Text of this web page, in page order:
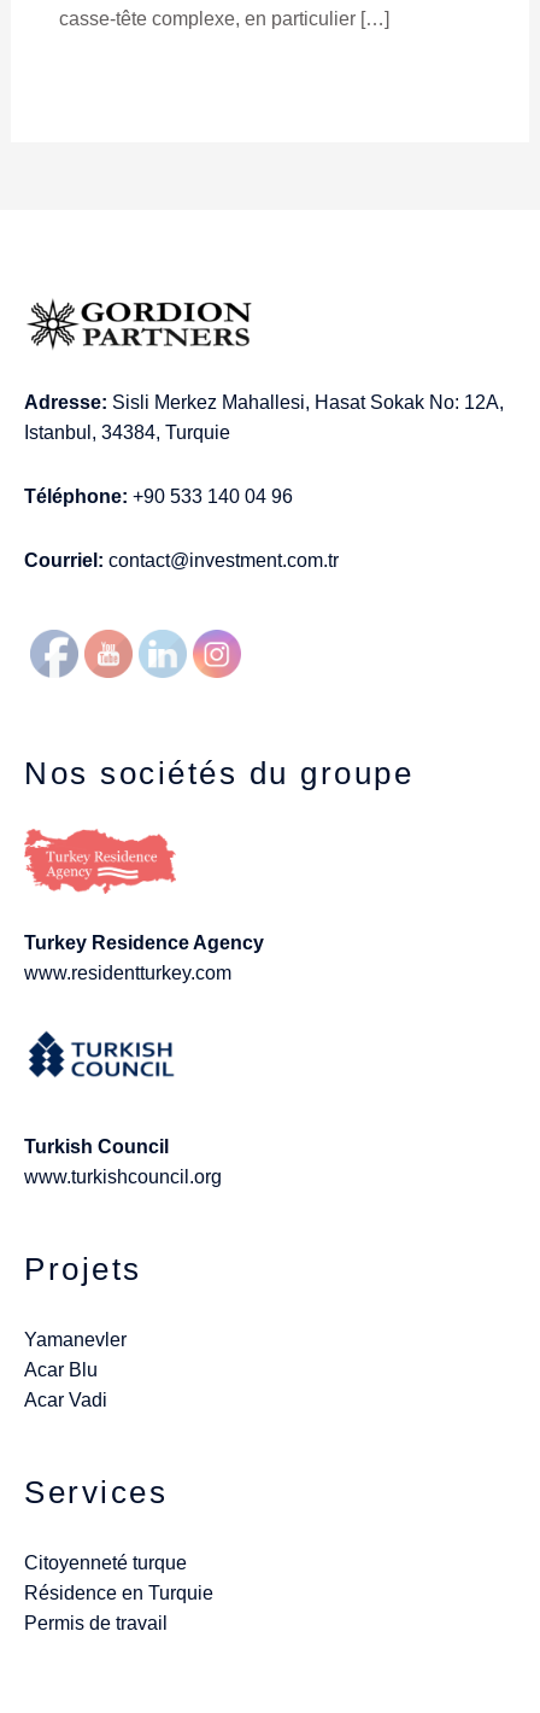
casse-tête complexe, en particulier […]
Adresse: Sisli Merkez Mahallesi, Hasat Sokak No: 12A,
Istanbul, 34384, Turquie
Téléphone: +90 533 140 04 96
Courriel: contact@investment.com.tr
Nos sociétés du groupe
Turkey Residence Agency
www.residentturkey.com
Turkish Council
www.turkishcouncil.org
Projets
Yamanevler
Acar Blu
Acar Vadi
Services
Citoyenneté turque
Résidence en Turquie
Permis de travail